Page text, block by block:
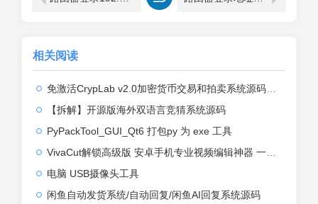
相关阅读
免激活CrypLab v2.0加密货币交易和拍卖系统源码，前台新增中文后台全部汉化
【拆解】开源版海外双语言竞猜系统源码
PyPackTool_GUI_Qt6 打包py 为 exe 工具
VivaCut解锁高级版 安卓手机专业视频编辑神器 一键式AI加持
电脑 USB摄像头工具
闲鱼自动发货系统/自动回复/闲鱼AI回复系统源码